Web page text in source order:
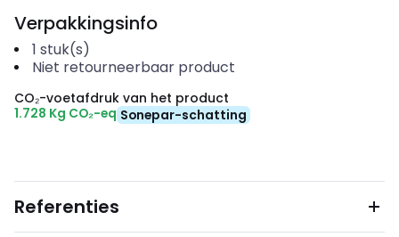
Verpakkingsinfo
1 stuk(s)
Niet retourneerbaar product
CO₂-voetafdruk van het product
1.728 Kg CO₂-eq Sonepar-schatting
Referenties